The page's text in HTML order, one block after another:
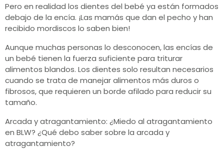
Pero en realidad los dientes del bebé ya están formados
debajo de la encía. ¡Las mamás que dan el pecho y han
recibido mordiscos lo saben bien!
Aunque muchas personas lo desconocen, las encías de
un bebé tienen la fuerza suficiente para triturar
alimentos blandos. Los dientes solo resultan necesarios
cuando se trata de manejar alimentos más duros o
fibrosos, que requieren un borde afilado para reducir su
tamaño.
Arcada y atragantamiento: ¿Miedo al atragantamiento
en BLW? ¿Qué debo saber sobre la arcada y
atragantamiento?